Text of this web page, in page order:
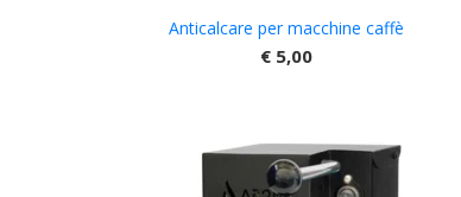
Anticalcare per macchine caffè
€ 5,00